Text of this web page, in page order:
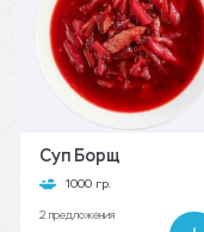
Суп Борщ
1000 гр.
2 предложения